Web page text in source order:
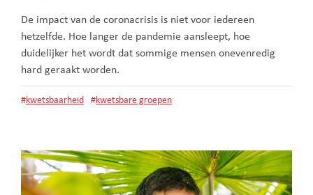
De impact van de coronacrisis is niet voor iedereen
hetzelfde. Hoe langer de pandemie aansleept, hoe
duidelijker het wordt dat sommige mensen onevenredig
hard geraakt worden.
#kwetsbaarheid #kwetsbare groepen